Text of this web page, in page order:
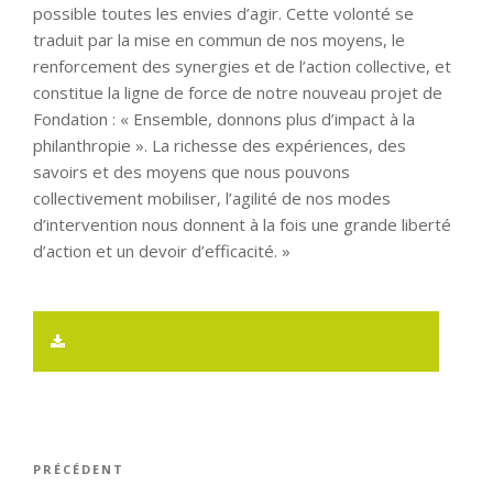
possible toutes les envies d’agir. Cette volonté se
traduit par la mise en commun de nos moyens, le
renforcement des synergies et de l’action collective, et
constitue la ligne de force de notre nouveau projet de
Fondation : « Ensemble, donnons plus d’impact à la
philanthropie ». La richesse des expériences, des
savoirs et des moyens que nous pouvons
collectivement mobiliser, l’agilité de nos modes
d’intervention nous donnent à la fois une grande liberté
d’action et un devoir d’efficacité. »
Navigation
Article
PRÉCÉDENT